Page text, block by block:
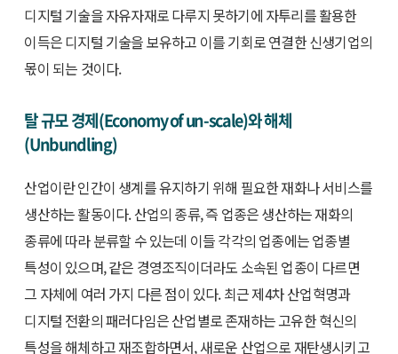
디지털 기술을 자유자재로 다루지 못하기에 자투리를 활용한
이득은 디지털 기술을 보유하고 이를 기회로 연결한 신생기업의
몫이 되는 것이다.
탈 규모 경제(Economy of un-scale)와 해체
(Unbundling)
산업이란 인간이 생계를 유지하기 위해 필요한 재화나 서비스를
생산하는 활동이다. 산업의 종류, 즉 업종은 생산하는 재화의
종류에 따라 분류할 수 있는데 이들 각각의 업종에는 업종별
특성이 있으며, 같은 경영조직이더라도 소속된 업종이 다르면
그 자체에 여러 가지 다른 점이 있다. 최근 제4차 산업혁명과
디지털 전환의 패러다임은 산업별로 존재하는 고유한 혁신의
특성을 해체하고 재조합하면서, 새로운 산업으로 재탄생시키고